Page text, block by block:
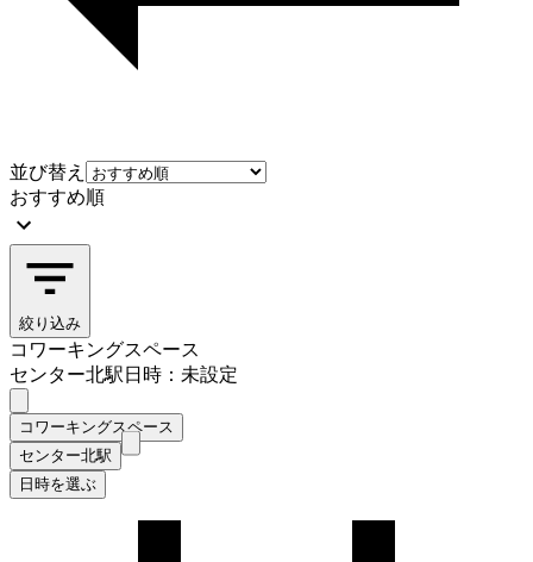
並び替え
おすすめ順
絞り込み
コワーキングスペース
センター北駅日時：未設定
コワーキングスペース
センター北駅
日時を選ぶ